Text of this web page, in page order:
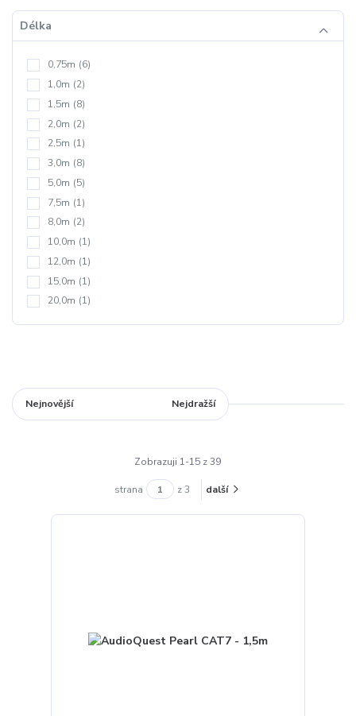
Délka
0,75m (6)
1,0m (2)
1,5m (8)
2,0m (2)
2,5m (1)
3,0m (8)
5,0m (5)
7,5m (1)
8,0m (2)
10,0m (1)
12,0m (1)
15,0m (1)
20,0m (1)
Nejnovější Nejdražší
Zobrazuji 1-15 z 39
strana z 3 další